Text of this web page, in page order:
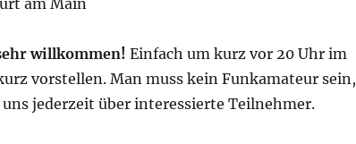
am Main
willkommen! Einfach um kurz vor 20 Uhr im
vorstellen. Man muss kein Funkamateur sein,
jederzeit über interessierte Teilnehmer.